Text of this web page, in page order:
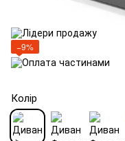
−9%
Колір